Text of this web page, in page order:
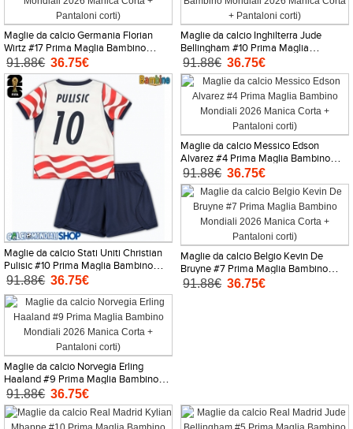
Maglie da calcio Germania Florian
Wirtz #17 Prima Maglia Bambino
Mondiali 2026 Manica Corta +
Pantaloni corti)
91.88€ 36.75€
Maglie da calcio Inghilterra Jude
Bellingham #10 Prima Maglia
Bambino Mondiali 2026 Manica Corta
+ Pantaloni corti)
91.88€ 36.75€
Maglie da calcio Stati Uniti Christian
Pulisic #10 Prima Maglia Bambino
Mondiali 2026 Manica Corta +
91.88€ 36.75€
Maglie da calcio Messico Edson
Alvarez #4 Prima Maglia Bambino
Mondiali 2026 Manica Corta +
Pantaloni corti)
91.88€ 36.75€
Maglie da calcio Belgio Kevin De
Bruyne #7 Prima Maglia Bambino
Mondiali 2026 Manica Corta +
91.88€ 36.75€
Maglie da calcio Norvegia Erling
Haaland #9 Prima Maglia Bambino
Mondiali 2026 Manica Corta +
Pantaloni corti)
91.88€ 36.75€